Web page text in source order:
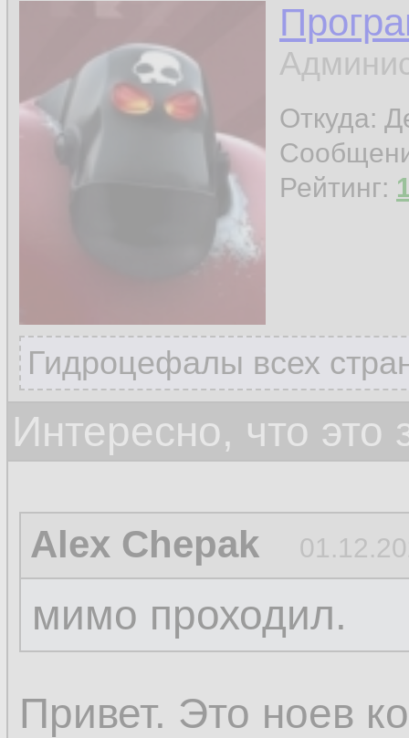
Откуда:
Рейтинг:
Гидроцефалы всех
Интересно, что
Alex Chepak
мимо проходил.
Привет. Это ноев